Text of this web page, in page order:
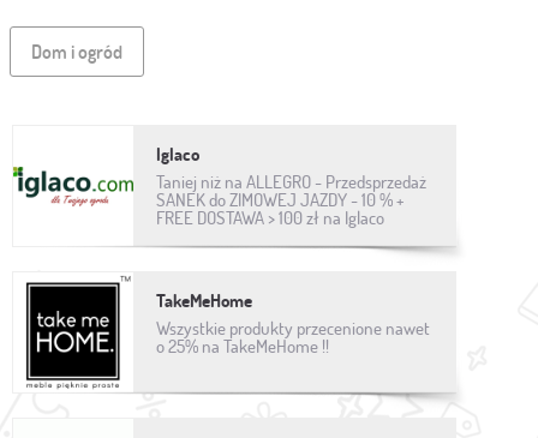
Dom i ogród
Iglaco
Taniej niż na ALLEGRO - Przedsprzedaż
SANEK do ZIMOWEJ JAZDY - 10 % +
FREE DOSTAWA > 100 zł na Iglaco
TakeMeHome
Wszystkie produkty przecenione nawet
o 25% na TakeMeHome !!